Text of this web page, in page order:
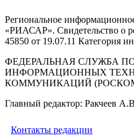
Региональное
«РИАСАР». Свидетельство
45850 от 19.07.11 Категория
ФЕДЕРАЛЬНАЯ СЛУЖБА
ИНФОРМАЦИОННЫХ
КОММУНИКАЦИЙ
Главный редактор: Ракчеев
Контакты редакции